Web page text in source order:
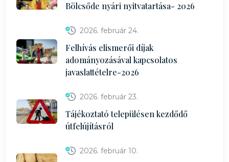
Bölcsőde nyári nyitvatartása- 2026
2026. február 24.
Felhívás elismerői díjak
adományozásával kapcsolatos
javaslattételre-2026
2026. február 23.
Tájékoztató településen kezdődő
útfelújításról
2026. február 10.